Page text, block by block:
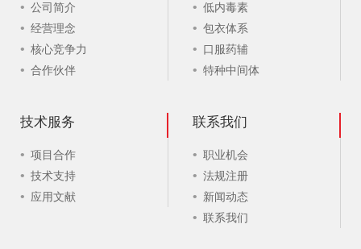
公司简介
经营理念
核心竞争力
合作伙伴
低内毒素
包衣体系
口服药辅
特种中间体
技术服务
项目合作
技术支持
应用文献
联系我们
职业机会
法规注册
新闻动态
联系我们